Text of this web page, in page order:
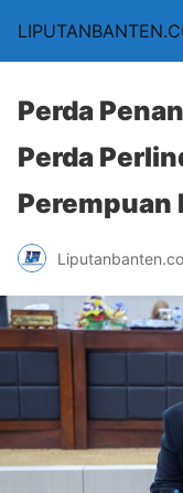
Perda
Perda
Perempuan